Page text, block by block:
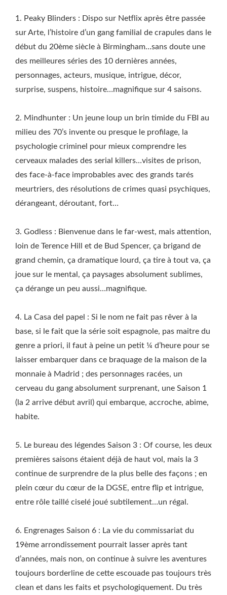
1. Peaky Blinders : Dispo sur Netflix après être passée
sur Arte, l’histoire d’un gang familial de crapules dans le
début du 20ème siècle à Birmingham…sans doute une
des meilleures séries des 10 dernières années,
personnages, acteurs, musique, intrigue, décor,
surprise, suspens, histoire…magnifique sur 4 saisons.
2. Mindhunter : Un jeune loup un brin timide du FBI au
milieu des 70’s invente ou presque le profilage, la
psychologie criminel pour mieux comprendre les
cerveaux malades des serial killers…visites de prison,
des face-à-face improbables avec des grands tarés
meurtriers, des résolutions de crimes quasi psychiques,
dérangeant, déroutant, fort…
3. Godless : Bienvenue dans le far-west, mais attention,
loin de Terence Hill et de Bud Spencer, ça brigand de
grand chemin, ça dramatique lourd, ça tire à tout va, ça
joue sur le mental, ça paysages absolument sublimes,
ça dérange un peu aussi…magnifique.
4. La Casa del papel : Si le nom ne fait pas rêver à la
base, si le fait que la série soit espagnole, pas maitre du
genre a priori, il faut à peine un petit ¼ d’heure pour se
laisser embarquer dans ce braquage de la maison de la
monnaie à Madrid ; des personnages racées, un
cerveau du gang absolument surprenant, une Saison 1
(la 2 arrive début avril) qui embarque, accroche, abime,
habite.
5. Le bureau des légendes Saison 3 : Of course, les deux
premières saisons étaient déjà de haut vol, mais la 3
continue de surprendre de la plus belle des façons ; en
plein cœur du cœur de la DGSE, entre flip et intrigue,
entre rôle taillé ciselé joué subtilement…un régal.
6. Engrenages Saison 6 : La vie du commissariat du
19ème arrondissement pourrait lasser après tant
d’années, mais non, on continue à suivre les aventures
toujours borderline de cette escouade pas toujours très
clean et dans les faits et psychologiquement. Du très